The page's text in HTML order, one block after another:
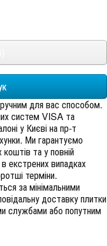
для вас способом.
систем VISA та
у Києві на пр-т
Ми гарантуємо
та у повній
екстрених випадках
терміни.
за мінімальними
доставку плитки
службами або попутним